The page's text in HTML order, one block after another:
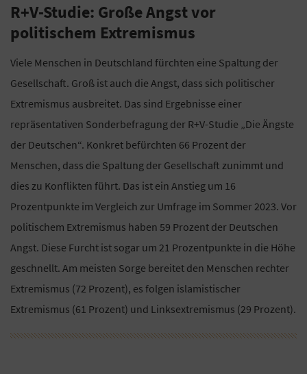
R+V-Studie: Große Angst vor
politischem Extremismus
Viele Menschen in Deutschland fürchten eine Spaltung der
Gesellschaft. Groß ist auch die Angst, dass sich politischer
Extremismus ausbreitet. Das sind Ergebnisse einer
repräsentativen Sonderbefragung der R+V-Studie „Die Ängste
der Deutschen“. Konkret befürchten 66 Prozent der
Menschen, dass die Spaltung der Gesellschaft zunimmt und
dies zu Konflikten führt. Das ist ein Anstieg um 16
Prozentpunkte im Vergleich zur Umfrage im Sommer 2023. Vor
politischem Extremismus haben 59 Prozent der Deutschen
Angst. Diese Furcht ist sogar um 21 Prozentpunkte in die Höhe
geschnellt. Am meisten Sorge bereitet den Menschen rechter
Extremismus (72 Prozent), es folgen islamistischer
Extremismus (61 Prozent) und Linksextremismus (29 Prozent).